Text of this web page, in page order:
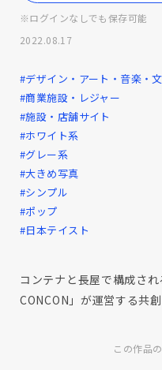
※ログインなしでも保存可能
2022.08.17
#デザイン・アート・音楽・
#商業施設・レジャー
#施設・店舗サイト
#ホワイト系
#グレー系
#大きめ写真
#シンプル
#ポップ
#日本テイスト
コンテナと長屋で構成さ
CONCON」が運営する共創
この作品